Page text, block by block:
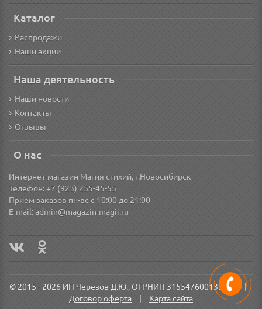
Каталог
Распродажи
Наши акции
Наша деятельность
Наши новости
Контакты
Отзывы
О нас
Интернет-магазин Магия стихий, г.Новосибирск
Телефон: +7 (923) 255-45-55
Прием заказов пн-вс с 10:00 до 21:00
E-mail:admin@magazin-magii.ru
© 2015 - 2026 ИП Черезов Д.Ю., ОГРНИП 315547600139571
|
Договор оферта
Карта сайта